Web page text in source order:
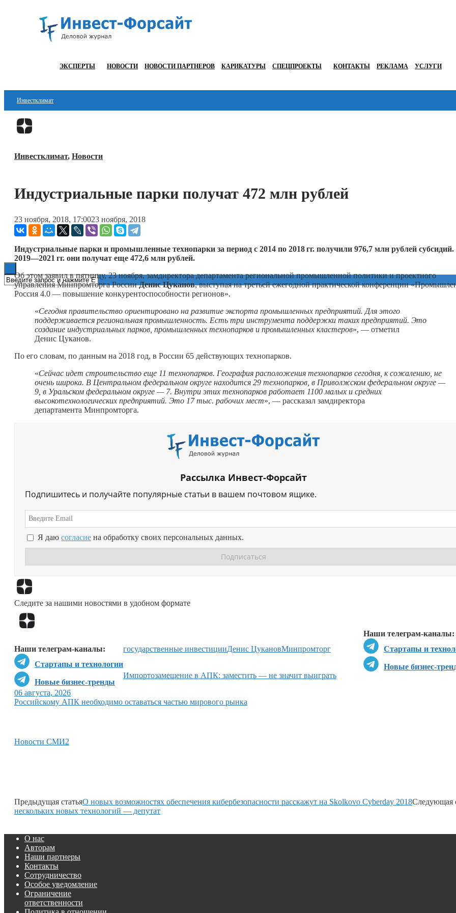
ЭКСПЕРТЫ НОВОСТИ НОВОСТИ ПАРТНЕРОВ КАРИКАТУРЫ СПЕЦПРОЕКТЫ КОНТАКТЫ РЕКЛАМА УСЛУГИ
Инвестклимат
Финансы
Блокчейн
Технологии
ESG
Инвестклимат, Новости
Индустриальные парки получат 472 млн рублей
23 ноября, 2018, 17:0023 ноября, 2018
Индустриальные парки и промышленные технопарки за период с 2014 по 2018 гг. получили 976,7 млн рублей
2019—2021 гг. они получат еще 472,6 млн рублей.
Об этом заявил в пятницу, 23 ноября, замдиректора департамента региональной промышленной политики и проектного
управления Минпромторга РоссииДенис Цуканов, выступая на третьей ежегодной практической конференции
Россия 4.0 — повышение конкурентоспособности регионов».
«Сегодня правительство ориентировано на развитие экспорта промышленных предприятий. Для этого
поддерживается региональная промышленность. Есть три инструмента поддержки таких предприятий. Это
создание индустриальных парков, промышленных технопарков и промышленных кластеров», — отметил
Денис Цуканов.
По его словам, по данным на 2018 год, в России 65 действующих технопарков.
«Сейчас идет строительство еще 11 технопарков. География расположения технопарков сегодня, к сожалению, не
очень широка. В Центральном федеральном округе находится 29 технопарков, в Приволжском федеральном округе —
9, в Уральском федеральном округе — 7. Внутри этих технопарков работает 1100 малых и средних
высокотехнологических предприятий. Это 17 тыс. рабочих мест», — рассказал замдиректора
департамента Минпромторга.
Рассылка Инвест-Форсайт
Подпишитесь и получайте популярные статьи в вашем почтовом ящике.
Я даю согласие на обработку своих персональных данных.
Следите за нашими новостями в удобном формате
Наши телеграм-каналы:
Стартапы и
Новые бизнес-
Наши телеграм-каналы:
Стартапы и технологии
Новые бизнес-тренды
государственные инвестицииДенис ЦукановМинпромторг
Импортозамещение в АПК: заместить — не значит выиграть
06 августа, 2026
Российскому АПК необходимо оставаться частью мирового рынка
Новости СМИ2
Предыдущая статьяО новых возможностях обеспечения кибербезопасности расскажут на Skolkovo Cyberday 2018Следующая
нескольких новых технологий — депутат
О нас
Авторам
Наши партнеры
Контакты
Сотрудничество
Особое уведомление
Ограничение
ответственности